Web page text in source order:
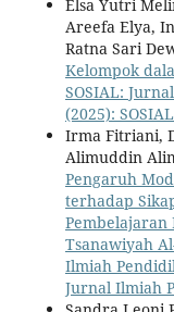
Elsa Yutri
Areefa Elya,
Ratna Sari
Kelompok
SOSIAL:
(2025):
Irma Fitriani,
Alimuddin
Pengaruh
terhadap
Pembelajaran
Tsanawiyah
Ilmiah
Jurnal Ilmiah